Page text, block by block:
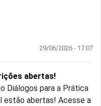
29/06/2026 - 17:07
abertas!
Diálogos para a Prática
estão abertas! Acesse a